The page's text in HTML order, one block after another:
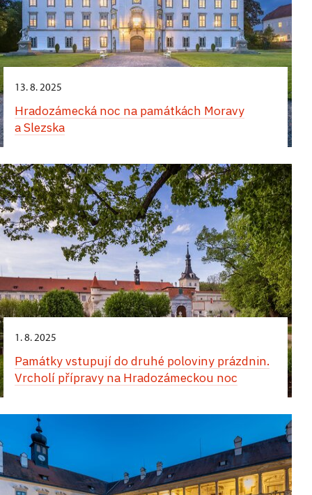
13. 8. 2025
Hradozámecká noc na památkách Moravy
a Slezska
1. 8. 2025
Památky vstupují do druhé poloviny prázdnin.
Vrcholí přípravy na Hradozámeckou noc